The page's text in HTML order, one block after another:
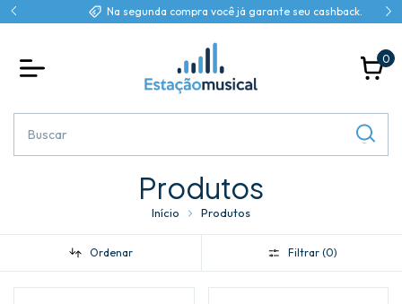
Na segunda compra você já garante seu cashback.
0
Produtos
Início Produtos
Ordenar Filtrar (0)